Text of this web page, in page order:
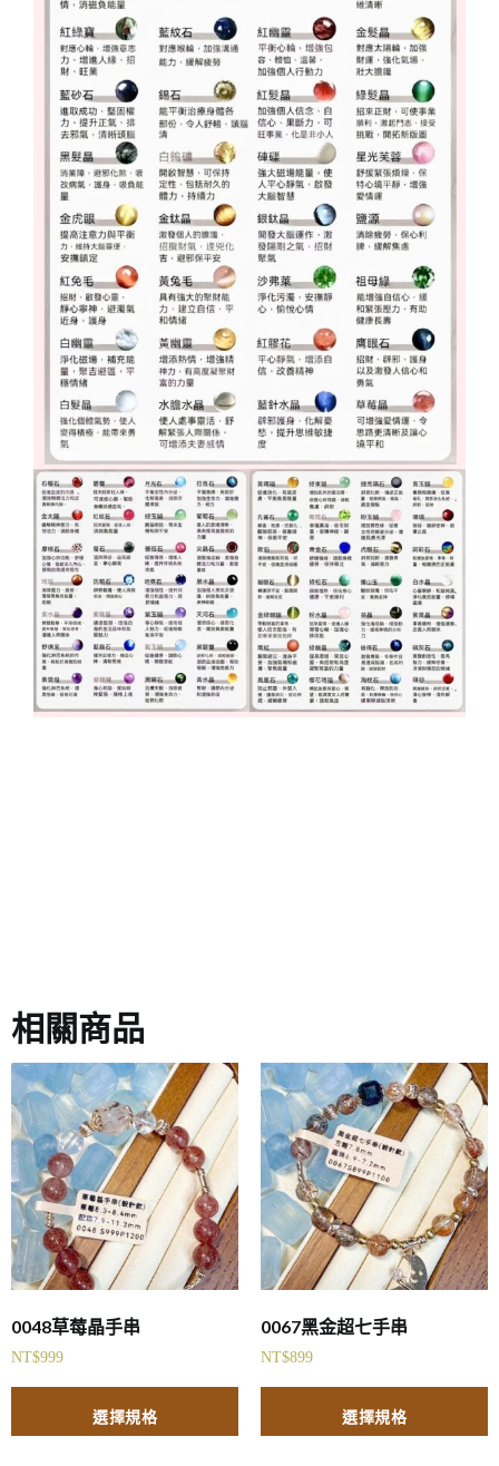
相關商品
0048草莓晶手串
NT$999
選擇規格
0067黑金超七手串
NT$899
選擇規格